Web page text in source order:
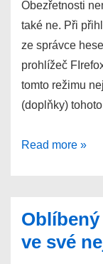
Obezřetnosti
také ne. Při
ze správce
prohlížeč
tomto režimu
(doplňky)
Jak
z
KeePass
Read more »
ve své